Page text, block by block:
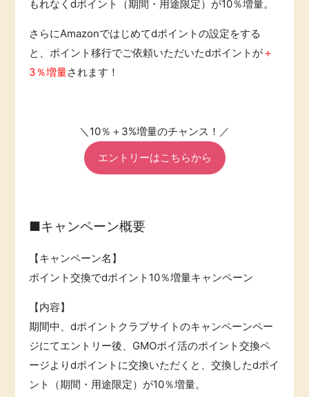
特集一覧
GMOポイ活の使い方
もれなくdポイント（期間・用途限定）が10％増量。
さらにAmazonではじめてdポイントの設定をする
と、ポイント移行でご依頼いただいたdポイントが＋
3％増量されます！
＼10％＋3%増量のチャンス！／
エントリーはこちらから
■キャンペーン概要
【キャンペーン名】
ポイント交換でdポイント10％増量キャンペーン
【内容】
期間中、dポイントクラブサイトのキャンペーンペー
ジにてエントリー後、GMOポイ活のポイント交換ペ
ージよりdポイントに交換いただくと、交換したdポイ
ント（期間・用途限定）が10％増量。